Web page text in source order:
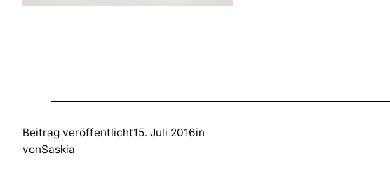
Beitrag veröffentlicht15. Juli 2016in
vonSaskia